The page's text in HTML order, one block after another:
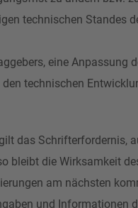
technischen Standes
eine Anpassung
technischen
das
bleibt die Wirksamkeit
am nächsten
und Informationen